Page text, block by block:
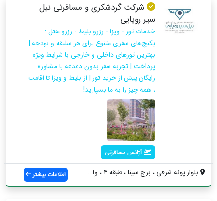
شرکت گردشکری و مسافرتی نیل
سیر رویایی
خدمات تور - ویزا - رزرو بلیط - رزرو هتل •
پکیج‌های سفری متنوع برای هر سلیقه و بودجه |
بهترین تورهای داخلی و خارجی با شرایط ویژه
پرداخت | تجربه سفر بدون دغدغه با مشاوره
رایگان پیش از خرید تور | از بلیط و ویزا تا اقامت
، همه چیز را به ما بسپارید!
آژانس مسافرتی
بلوار پونه شرقی ، برج سینا ، طبقه ۴ ، وا... اطلاعات بیشتر